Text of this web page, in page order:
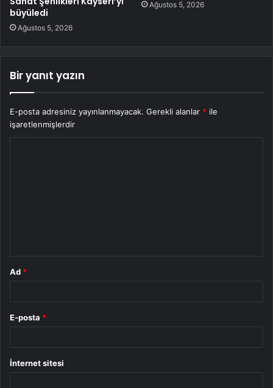
büyüledi
Ağustos 5, 2026
Ağustos 5, 2026
Bir yanıt yazın
E-posta adresiniz yayınlanmayacak. Gerekli alanlar * ile
işaretlenmişlerdir
Ad *
E-posta *
İnternet sitesi